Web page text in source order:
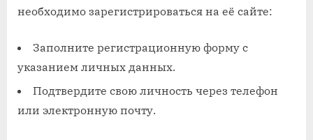
необходимо зарегистрироваться на её сайте:
Заполните регистрационную форму с
указанием личных данных.
Подтвердите свою личность через телефон
или электронную почту.